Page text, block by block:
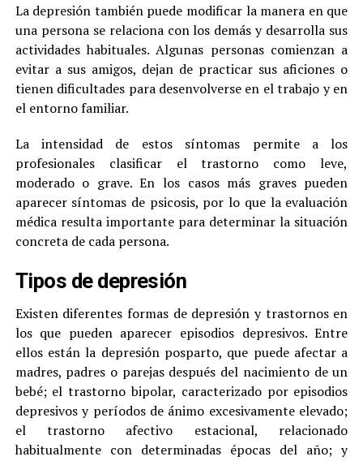
La depresión también puede modificar la manera en que
una persona se relaciona con los demás y desarrolla sus
actividades habituales. Algunas personas comienzan a
evitar a sus amigos, dejan de practicar sus aficiones o
tienen dificultades para desenvolverse en el trabajo y en
el entorno familiar.
La intensidad de estos síntomas permite a los
profesionales clasificar el trastorno como leve,
moderado o grave. En los casos más graves pueden
aparecer síntomas de psicosis, por lo que la evaluación
médica resulta importante para determinar la situación
concreta de cada persona.
Tipos de depresión
Existen diferentes formas de depresión y trastornos en
los que pueden aparecer episodios depresivos. Entre
ellos están la depresión posparto, que puede afectar a
madres, padres o parejas después del nacimiento de un
bebé; el trastorno bipolar, caracterizado por episodios
depresivos y períodos de ánimo excesivamente elevado;
el trastorno afectivo estacional, relacionado
habitualmente con determinadas épocas del año; y